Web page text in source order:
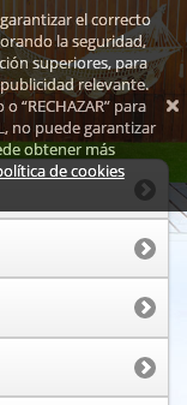
garantizar el correcto
la seguridad,
superiores, para
relevante.
“RECHAZAR” para
no puede garantizar
obtener más
de cookies